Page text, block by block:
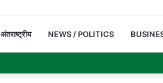
अंतराष्ट्रीय NEWS / POLITICS